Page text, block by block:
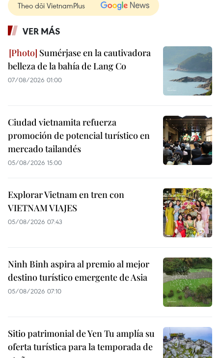
Theo dõi VietnamPlus
VER MÁS
Sumérjase en la cautivadora
belleza de la bahía de Lang Co
07/08/2026 01:00
Ciudad vietnamita refuerza
promoción de potencial turístico en
mercado tailandés
05/08/2026 15:00
Explorar Vietnam en tren con
VIETNAM VIAJES
05/08/2026 07:43
Ninh Binh aspira al premio al mejor
destino turístico emergente de Asia
05/08/2026 07:10
Sitio patrimonial de Yen Tu amplía su
oferta turística para la temporada de